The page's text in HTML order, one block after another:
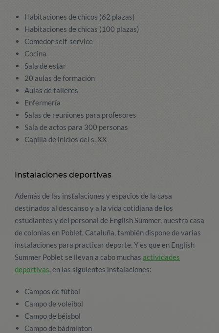
Habitaciones de chicos (62 plazas)
Habitaciones de chicas (100 plazas)
Comedor self-service
Cocina
Sala de estar
20 aulas de formación
Aulas de talleres
Enfermería
Salas de reuniones para profesores
Sala de actos para 300 personas
Capilla de inicios del s. XX
Instalaciones deportivas
Además de las instalaciones y espacios de la casa
destinados al descanso y a la vida cotidiana de los
estudiantes y del personal de English Summer, nuestra casa
de colonias en Poblet, Cataluña, también dispone de varias
instalaciones para practicar deporte. Y es que en English
Summer Poblet se llevan a cabo muchas actividades
deportivas, en las siguientes instalaciones:
Campos de fútbol
Campo de voleibol
Campo de béisbol
Campo de bádminton